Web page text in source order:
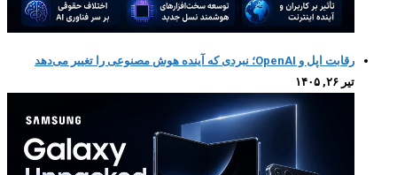
رقابت اپل و OpenAI؛ نبردی که آینده هوش مصنوعی را تغییر می‌دهد
تیر ۲۶, ۱۴۰۵